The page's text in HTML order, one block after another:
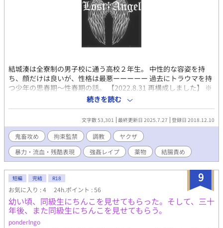
結城湊は全寮制の男子校に通う高校２年生。 中性的な容姿を持
ち、顔だけは良いが、性格は最悪ーーーーー 過去にトラウマを持
つ少年の思春期〜性春期の話。 【2022.8.31 再構成しました】 ※
全てに性描写有り 暴力表現や無理やり表現が苦手な方は閲覧注
意。
続きを読む
文字数 53,301 最終更新日 2025.7.27 登録日 2018.12.10
鬼畜攻め 拘束監禁 調教
ヤクザ
暴力・流血・残酷表現
強姦レイプ 薬物 結腸責め
9
短編 完結 R18
お気に入り : 4 24h.ポイント : 56
幼い頃、同級生にちんこを見せてもらった。そして、三十
年後、また同級生にちんこを見せてもらう。
ponderlngo